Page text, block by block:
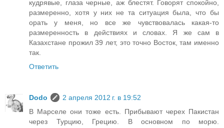
кудрявые, глаза черные, аж блестят. Говорят спокойно,
размеренно, хотя у них не та ситуация была, что бы
орать у меня, но все же чувствовалась какая-то
размеренность в действиях и словах. Я же сам в
Казахстане прожил 39 лет, это точно Восток, там именно
так.
Ответить
Dodo
2 апреля 2012 г. в 19:52
В Марселе они тоже есть. Прибывают черех Пакистан
через Турцию, Грецию. В основном по морю.